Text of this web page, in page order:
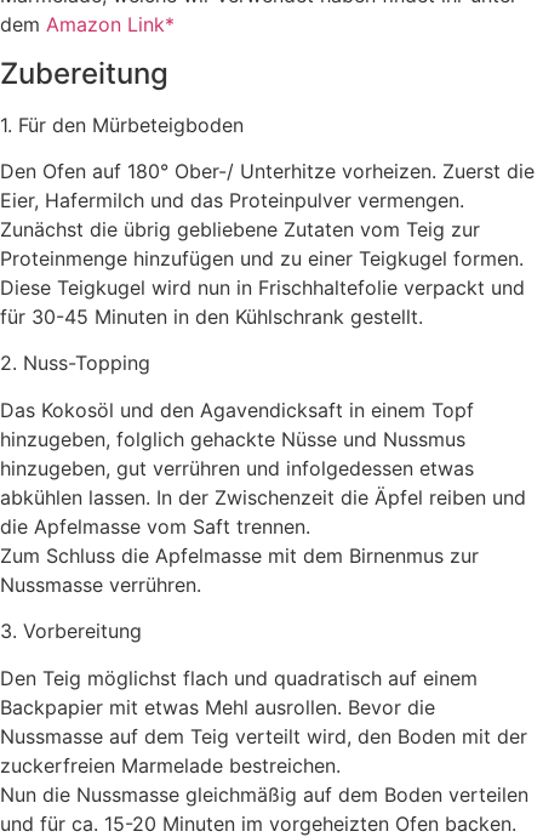
dem Amazon Link*
Zubereitung
1. Für den Mürbeteigboden
Den Ofen auf 180° Ober-/ Unterhitze vorheizen. Zuerst die
Eier, Hafermilch und das Proteinpulver vermengen.
Zunächst die übrig gebliebene Zutaten vom Teig zur
Proteinmenge hinzufügen und zu einer Teigkugel formen.
Diese Teigkugel wird nun in Frischhaltefolie verpackt und
für 30-45 Minuten in den Kühlschrank gestellt.
2. Nuss-Topping
Das Kokosöl und den Agavendicksaft in einem Topf
hinzugeben, folglich gehackte Nüsse und Nussmus
hinzugeben, gut verrühren und infolgedessen etwas
abkühlen lassen. In der Zwischenzeit die Äpfel reiben und
die Apfelmasse vom Saft trennen.
Zum Schluss die Apfelmasse mit dem Birnenmus zur
Nussmasse verrühren.
3. Vorbereitung
Den Teig möglichst flach und quadratisch auf einem
Backpapier mit etwas Mehl ausrollen. Bevor die
Nussmasse auf dem Teig verteilt wird, den Boden mit der
zuckerfreien Marmelade bestreichen.
Nun die Nussmasse gleichmäßig auf dem Boden verteilen
und für ca. 15-20 Minuten im vorgeheizten Ofen backen.